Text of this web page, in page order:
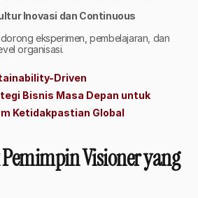
Inovasi dan Continuous
eksperimen, pembelajaran, dan
organisasi.
Driven
Bisnis Masa Depan untuk
Ketidakpastian Global
Visioner yang